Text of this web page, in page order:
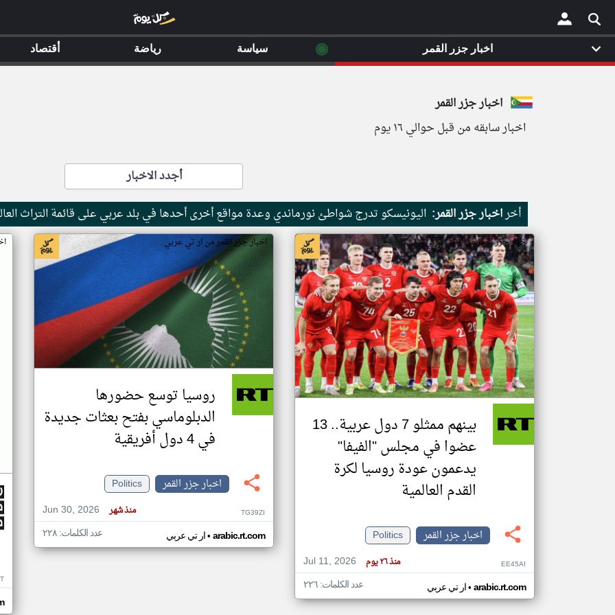
×
اخبار جزر القمر
اخبار سابقه من قبل حوالي ١٦ يوم
أجدد الاخبار
أخراخبار جزر القمر: اليونيسكو تدرج شواطئ نورماندي وعدة مواقع أخرى أحدها في بلد عربي على قائمة التراث
اخبار جزر القمر من ار تي عربي
بينهم ممثلو 7 دول عربية.. 13
عضوا في مجلس "الفيفا"
يدعمون عودة روسيا لكرة
القدم العالمية
اخبار جزر القمر
Politics
Jul 11, 2026
منذ ٢٦ يوم EE45AI
ار تي عربي• arabic.rt.com عدد الكلمات: ٢٢٦
اخبار جزر القمر من ار تي عربي
روسيا توسع حضورها
الدبلوماسي بفتح بعثات جديدة
في 4 دول أفريقية
اخبار جزر القمر
Politics
Jun 30, 2026
منذ شهر TG39ZI
ار تي عربي• arabic.rt.com عدد الكلمات: ٢٢٨
اخبار جزر القمر ◉ سياسة رياضة أقتصاد